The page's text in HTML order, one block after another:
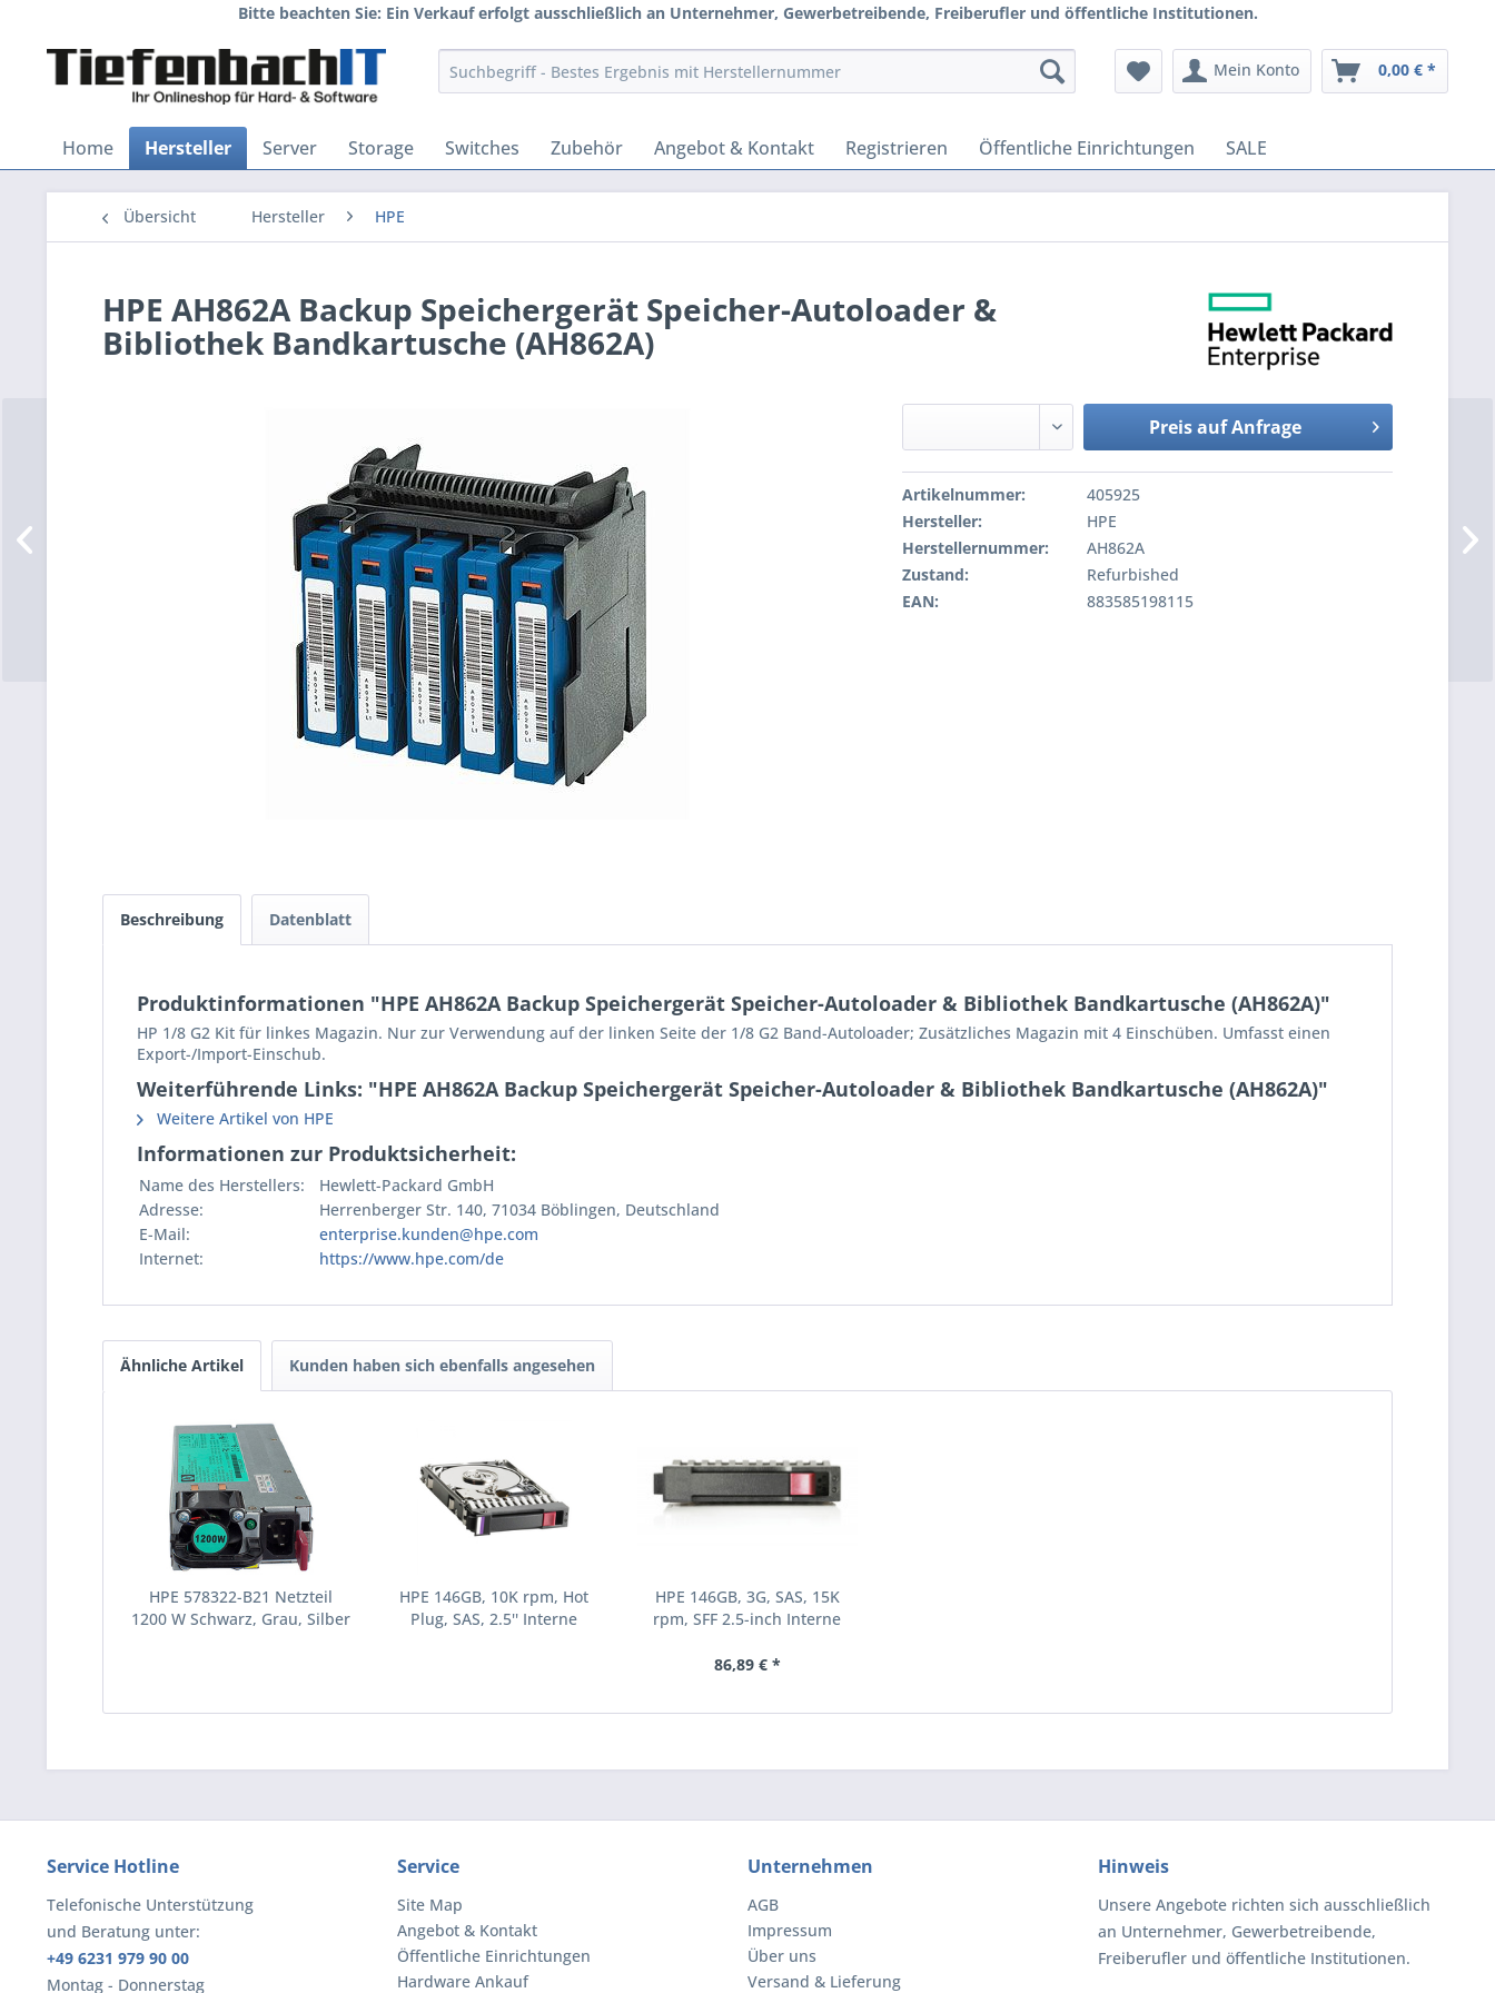
Bitte beachten Sie: Ein Verkauf erfolgt ausschließlich an Unternehmer, Gewerbetreibende, Freiberufler und öffentliche Institutionen.
Mein Konto 0,00 € *
Home Hersteller Server Storage Switches Zubehör Angebot & Kontakt Registrieren Öffentliche Einrichtungen SALE
Übersicht Hersteller HPE
HPE AH862A Backup Speichergerät Speicher-Autoloader &
Bibliothek Bandkartusche (AH862A)
Preis auf Anfrage
Artikelnummer:
405925
Hersteller:
HPE
Herstellernummer:
AH862A
Zustand:
Refurbished
EAN:
883585198115
Beschreibung Datenblatt
Produktinformationen "HPE AH862A Backup Speichergerät Speicher-Autoloader & Bibliothek Bandkartusche (AH862A)"
HP 1/8 G2 Kit für linkes Magazin. Nur zur Verwendung auf der linken Seite der 1/8 G2 Band-Autoloader; Zusätzliches Magazin mit 4 Einschüben. Umfasst einen
Export-/Import-Einschub.
Weiterführende Links: "HPE AH862A Backup Speichergerät Speicher-Autoloader & Bibliothek Bandkartusche (AH862A)"
Weitere Artikel von HPE
Informationen zur Produktsicherheit:
Name des Herstellers:
Hewlett-Packard GmbH
Adresse:
Herrenberger Str. 140, 71034 Böblingen, Deutschland
E-Mail:
enterprise.kunden@hpe.com
Internet:
https://www.hpe.com/de
Ähnliche Artikel Kunden haben sich ebenfalls angesehen
HPE 578322-B21 Netzteil
1200 W Schwarz, Grau, Silber
HPE 146GB, 10K rpm, Hot
Plug, SAS, 2.5'' Interne
HPE 146GB, 3G, SAS, 15K
rpm, SFF 2.5-inch Interne
(504062-B21)
86,89 € *
Service Hotline
Telefonische Unterstützung
und Beratung unter:
+49 6231 979 90 00
Montag - Donnerstag
Service
Site Map
Angebot & Kontakt
Öffentliche Einrichtungen
Hardware Ankauf
Unternehmen
AGB
Impressum
Über uns
Versand & Lieferung
Hinweis
Unsere Angebote richten sich ausschließlich
an Unternehmer, Gewerbetreibende,
Freiberufler und öffentliche Institutionen.